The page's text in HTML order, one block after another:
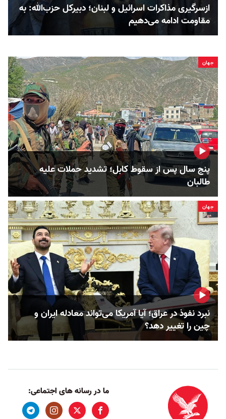
ازسرگیری مذاکرات اسرائیل و لبنان؛ دبیرکل حزب‌الله: به
مقاومت ادامه می‌دهیم
جهان
پنج سال پس از سقوط کابل؛ تشدید حملات علیه
طالبان
جهان
نبرد نفوذ در عراق؛ آیا آمریکا می‌تواند معادله ایران و
چین را تغییر دهد؟
ما در رسانه های اجتماعی: